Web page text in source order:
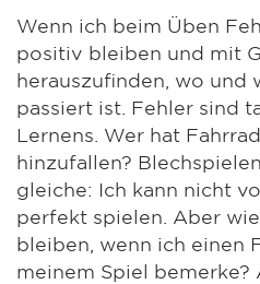
Wenn ich beim Üben
positiv bleiben und mit
herauszufinden, wo und
passiert ist. Fehler sind
Lernens. Wer hat
hinzufallen?
gleiche: Ich kann nicht
perfekt spielen. Aber
bleiben, wenn ich einen
meinem Spiel bemerke?